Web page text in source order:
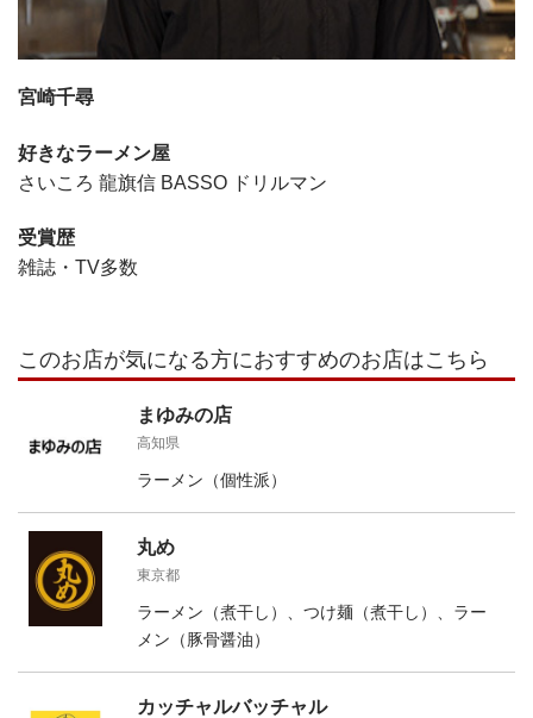
宮崎千尋
好きなラーメン屋
さいころ 龍旗信 BASSO ドリルマン
受賞歴
雑誌・TV多数
このお店が気になる方におすすめのお店はこちら
まゆみの店
高知県
ラーメン（個性派）
丸め
東京都
ラーメン（煮干し）、つけ麺（煮干し）、ラー
メン（豚骨醤油）
カッチャルバッチャル